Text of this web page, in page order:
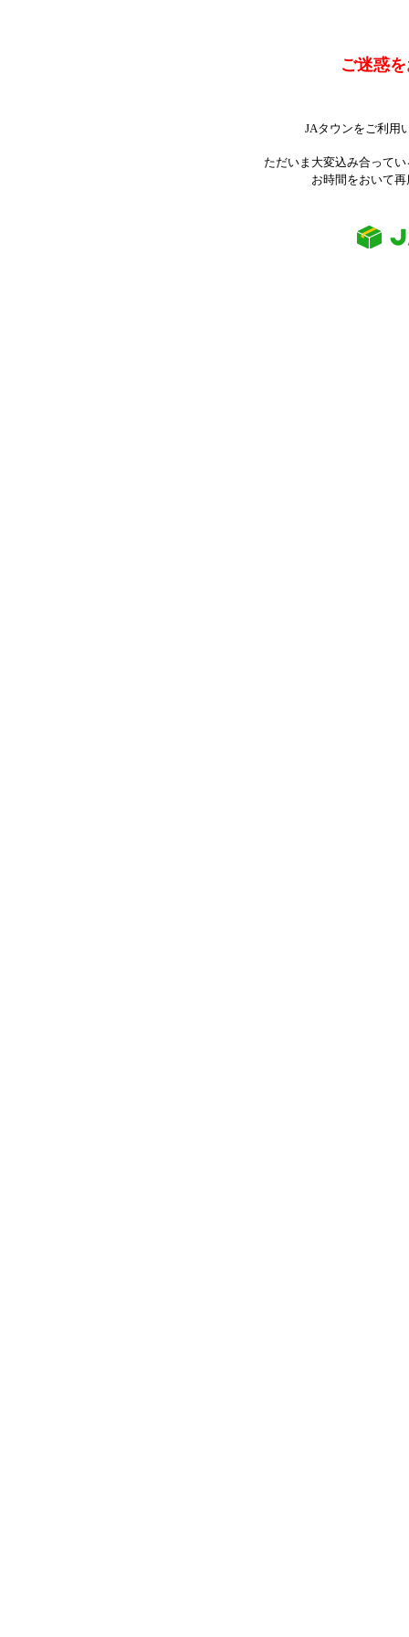
ご迷惑
JAタウンをご利用
ただいま大変込み合って
お時間をおいて